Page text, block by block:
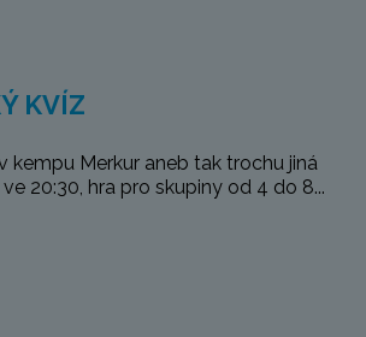
KVÍZ
kempu Merkur aneb tak trochu jiná
20:30, hra pro skupiny od 4 do 8...